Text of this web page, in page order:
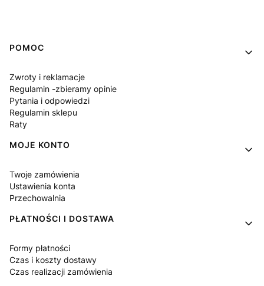
Linki w stopce
POMOC
Zwroty i reklamacje
Regulamin -zbieramy opinie
Pytania i odpowiedzi
Regulamin sklepu
Raty
MOJE KONTO
Twoje zamówienia
Ustawienia konta
Przechowalnia
PŁATNOŚCI I DOSTAWA
Formy płatności
Czas i koszty dostawy
Czas realizacji zamówienia